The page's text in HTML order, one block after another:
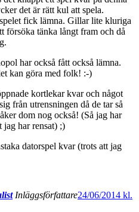
det är rätt kul att spela.
fick lämna. Gillar lite kluriga
försöka tänka långt fram och då
har också fått också lämna.
kan göra med folk! :-)
kortlekar kvar och något
från utrensningen då de tar så
dom nog också! (Så jag har
jag har rensat) ;)
datorspel kvar (trots att jag
Inläggsförfattare24/06/2014 kl.